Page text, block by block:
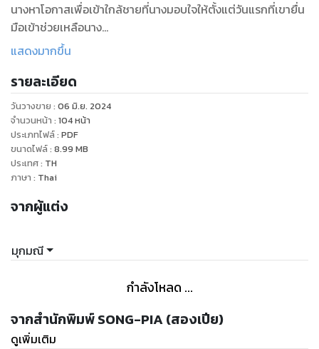
นางหาโอกาสเพื่อเข้าใกล้ชายที่นางมอบใจให้ตั้งแต่วันแรกที่เขายื่น
มือเข้าช่วยเหลือนาง
ทั้ง ๆ ที่รู้อยู่เต็มอก ว่าเขาเป็นคุณชายนิสัยประหลาด
ต้องการสตรีพรหมจรรย์เฉกใคร ๆ
-ในเมื่อเกิดความตั้งมั่นแล้ว... ข้าก็จักต้องสมความปราถนา
แสดงมากขึ้น
รายละเอียด
วันวางขาย : 06 มิ.ย. 2024
จำนวนหน้า : 104หน้า
ประเภทไฟล์: PDF
ขนาดไฟล์: 8.99 MB
ประเทศ: TH
ภาษา : Thai
จากผู้แต่ง
มุกมณี
กำลังโหลด ...
จากสำนักพิมพ์ SONG-PIA (สองเปีย)
ดูเพิ่มเติม